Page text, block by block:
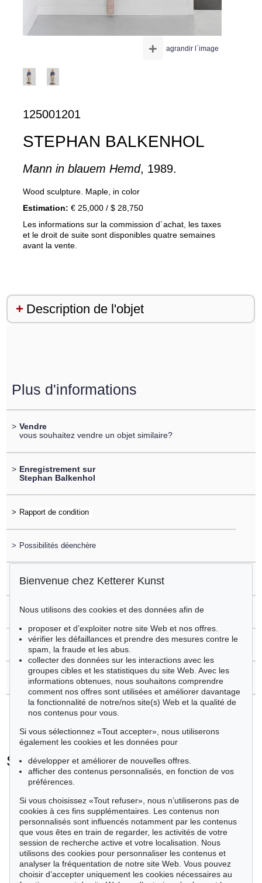
agrandir l´image
+
125001201
STEPHAN BALKENHOL
Mann in blauem Hemd, 1989.
Wood sculpture. Maple, in color
Estimation: € 25,000 / $ 28,750
Les informations sur la commission d´achat, les taxes
et le droit de suite sont disponibles quatre semaines
avant la vente.
Description de l'objet
Plus d'informations
> Vendre
vous souhaitez vendre un objet similaire?
> Enregistrement sur
Stephan Balkenhol
>
> Possibilités déenchère
Enchère par téléphone / Enchère écrite
Questions sur l´achat
Commander le catalogue
Contacter l'expert
Stephan Balkenhol - Objets vendus
toutes les offres
Bienvenue chez Ketterer Kunst
Nous utilisons des cookies et des données afin de
proposer et d’exploiter notre site Web et nos offres.
vérifier les défaillances et prendre des mesures contre le
spam, la fraude et les abus.
collecter des données sur les interactions avec les
groupes cibles et les statistiques du site Web. Avec les
informations obtenues, nous souhaitons comprendre
comment nos offres sont utilisées et améliorer davantage
la fonctionnalité de notre/nos site(s) Web et la qualité de
nos contenus pour vous.
Si vous sélectionnez «Tout accepter», nous utiliserons
également les cookies et les données pour
développer et améliorer de nouvelles offres.
afficher des contenus personnalisés, en fonction de vos
préférences.
Si vous choisissez «Tout refuser», nous n’utiliserons pas de
cookies à ces fins supplémentaires. Les contenus non
personnalisés sont influencés notamment par les contenus
que vous êtes en train de regarder, les activités de votre
session de recherche active et votre localisation. Nous
utilisons des cookies pour personnaliser les contenus et
analyser la fréquentation de notre site Web. Vous pouvez
choisir d’accepter uniquement les cookies nécessaires au